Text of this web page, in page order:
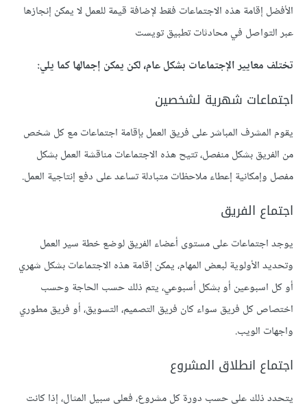
الأفضل إقامة هذه الاجتماعات فقط لإضافة قيمة للعمل لا يمكن إنجازها
عبر التواصل في محادثات تطبيق تويست
تختلف معايير الإجتماعات بشكل عام، لكن يمكن إجمالها كما يلي:
اجتماعات شهرية لشخصين
يقوم المشرف المباشر على فريق العمل بإقامة اجتماعات مع كل شخص
من الفريق بشكل منفصل، تتيح هذه الاجتماعات مناقشة العمل بشكل
مفصل وإمكانية إعطاء ملاحظات متبادلة تساعد على دفع إنتاجية العمل.
اجتماع الفريق
يوجد اجتماعات على مستوى أعضاء الفريق لوضع خطة سير العمل
وتحديد الأولوية لبعض المهام، يمكن إقامة هذه الاجتماعات بشكل شهري
أو كل اسبوعين أو بشكل أسبوعي، يتم ذلك حسب الحاجة وحسب
اختصاص كل فريق سواء كان فريق التصميم، التسويق، أو فريق مطوري
واجهات الويب.
اجتماع انطلاق المشروع
يتحدد ذلك على حسب دورة كل مشروع، فعلى سبيل المثال، إذا كانت